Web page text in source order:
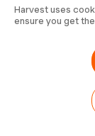
facturan a
Prueba
Harvest uses
ensure you get